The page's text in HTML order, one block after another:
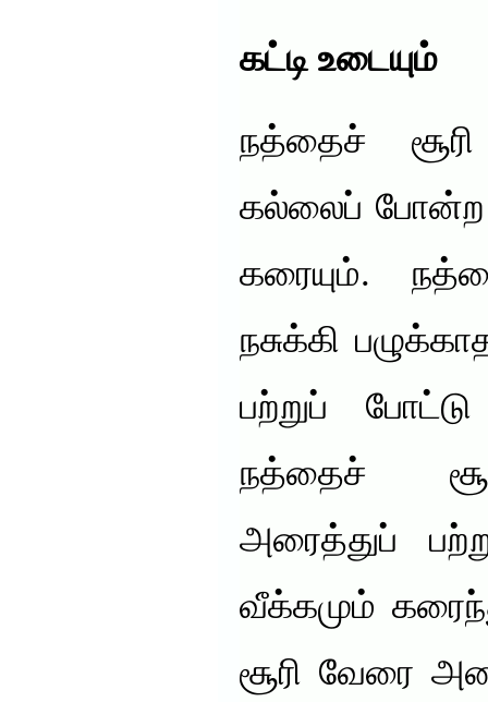
கட்டி உடையும்
நத்தைச்
கல்லைப் போன்ற
கரையும்.
நசுக்கி
பற்றுப்
நத்தைச்
அரைத்துப்
வீக்கமும்
சூரி வேரை